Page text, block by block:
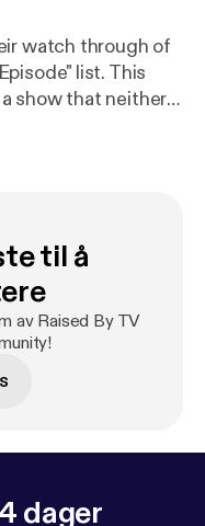
watch through of
list. This
show that neither
til å
av Raised By TV
dager